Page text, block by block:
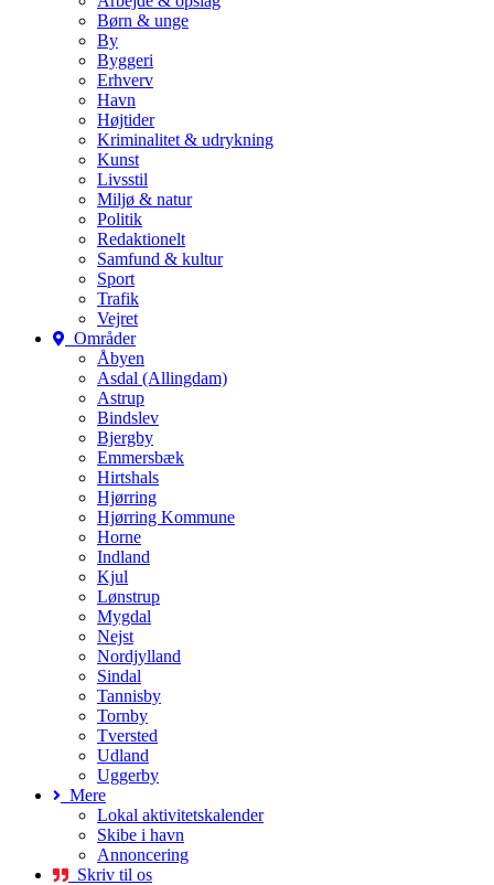
Børn & unge
By
Byggeri
Erhverv
Havn
Højtider
Kriminalitet & udrykning
Kunst
Livsstil
Miljø & natur
Politik
Redaktionelt
Samfund & kultur
Sport
Trafik
Vejret
Områder
Åbyen
Asdal (Allingdam)
Astrup
Bindslev
Bjergby
Emmersbæk
Hirtshals
Hjørring
Hjørring Kommune
Horne
Indland
Kjul
Lønstrup
Mygdal
Nejst
Nordjylland
Sindal
Tannisby
Tornby
Tversted
Udland
Uggerby
Mere
Lokal aktivitetskalender
Skibe i havn
Annoncering
Skriv til os